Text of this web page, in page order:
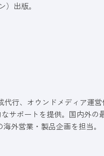
）出版。
行、オウンドメディア運
サポートを提供。国内外の
外営業・製品企画を担当。